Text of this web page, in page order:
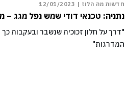
חדשות מה הלוז | 12/01/2023
נתניה: טכנאי דודי שמש נפל מגג –
"דרך על חלון זכוכית שנשבר ובעקבות
המדרגות"